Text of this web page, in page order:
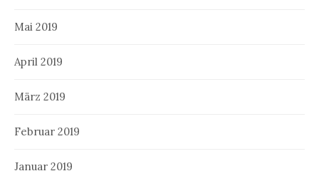
Mai 2019
April 2019
März 2019
Februar 2019
Januar 2019